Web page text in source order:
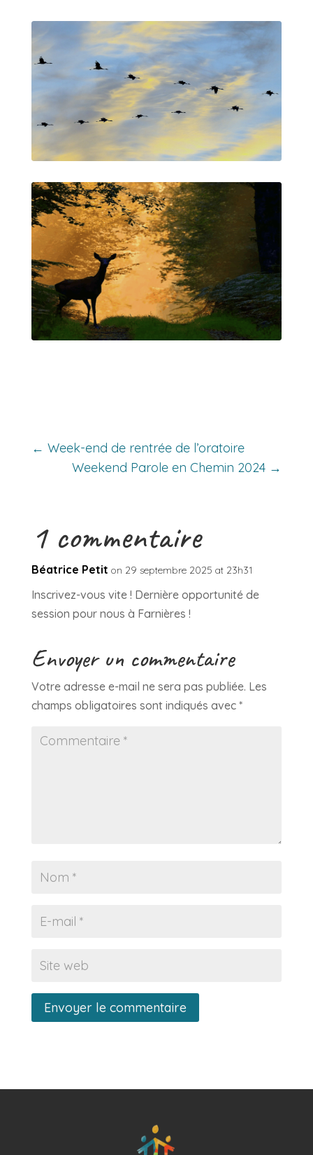
← Week-end de rentrée de l’oratoire
Weekend Parole en Chemin 2024 →
1 commentaire
Béatrice Petit on 29 septembre 2025 at 23h31
Inscrivez-vous vite ! Dernière opportunité de
session pour nous à Farnières !
Envoyer un commentaire
Votre adresse e-mail ne sera pas publiée. Les
champs obligatoires sont indiqués avec *
Envoyer le commentaire